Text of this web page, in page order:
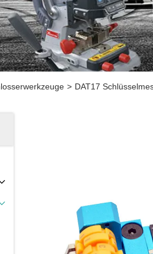
> DAT17